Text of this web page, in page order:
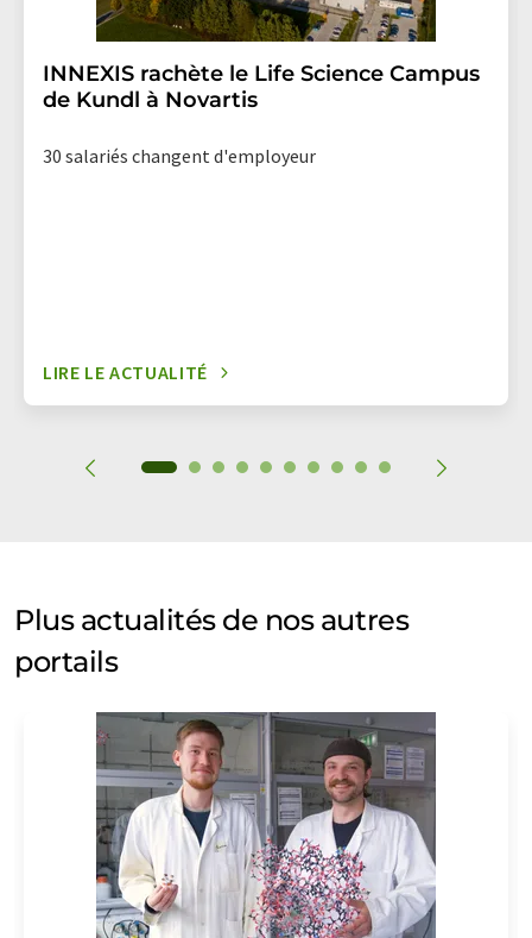
INNEXIS rachète le Life Science Campus
de Kundl à Novartis
30 salariés changent d'employeur
LIRE LE ACTUALITÉ
Plus actualités de nos autres
portails